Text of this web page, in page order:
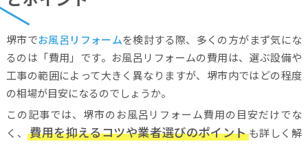
堺市でお風呂リフォームを検討する際、多くの方がまず気にな
るのは「費用」です。お風呂リフォームの費用は、選ぶ設備や
工事の範囲によって大きく異なりますが、堺市内ではどの程度
の相場が目安になるのでしょうか。
この記事では、堺市のお風呂リフォーム費用の目安だけでな
く、費用を抑えるコツや業者選びのポイントも詳しく解